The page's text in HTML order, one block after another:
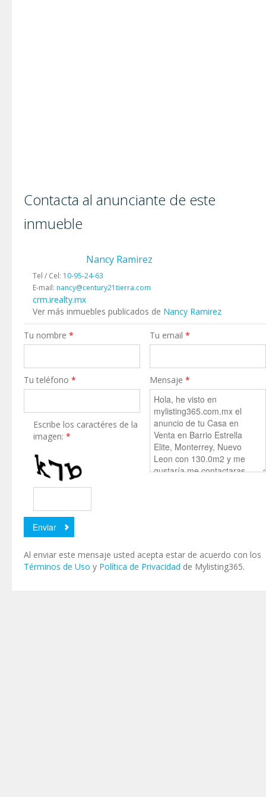
Contacta al anunciante de este
inmueble
Nancy Ramirez
Tel / Cel: 10-95-24-63
E-mail: nancy@century21tierra.com
crm.irealty.mx
Ver más inmuebles publicados de Nancy Ramirez
Tu nombre * Tu email*
Tu teléfono * Mensaje*
Escribe los caractéres de la
imagen:*
Al enviar este mensaje usted acepta estar de acuerdo con los
Términos de Uso y Política de Privacidad de Mylisting365.